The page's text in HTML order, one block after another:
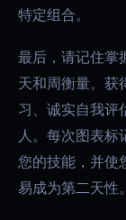
特定组合。
最后，请记住掌
天和周衡量。获
习、诚实自我评
人。每次图表标
您的技能，并使
易成为第二天性